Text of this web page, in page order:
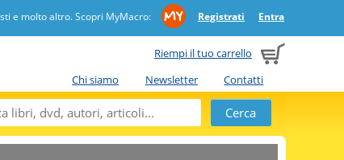
e molto altro. Scopri MyMacro: Registrati Entra
Riempi il tuo carrello
Chi siamo
Newsletter Contatti